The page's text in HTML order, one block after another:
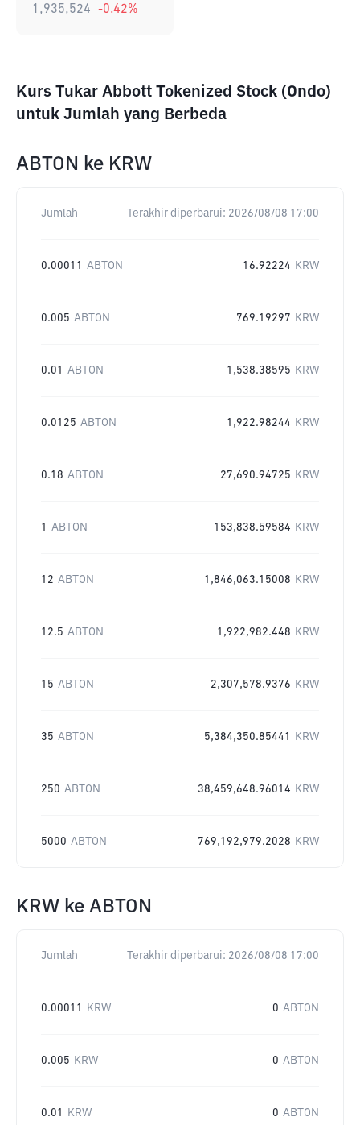
1,935,524 -0.42%
Kurs Tukar Abbott Tokenized Stock (Ondo)
untuk Jumlah yang Berbeda
ABTON ke KRW
Jumlah Terakhir diperbarui: 2026/08/08 17:00
0.00011 ABTON 16.92224 KRW
0.005 ABTON 769.19297 KRW
0.01 ABTON 1,538.38595 KRW
0.0125 ABTON 1,922.98244 KRW
0.18 ABTON 27,690.94725 KRW
1 ABTON 153,838.59584 KRW
12 ABTON 1,846,063.15008 KRW
12.5 ABTON 1,922,982.448 KRW
15 ABTON 2,307,578.9376 KRW
35 ABTON 5,384,350.85441 KRW
250 ABTON 38,459,648.96014 KRW
5000 ABTON 769,192,979.2028 KRW
KRW ke ABTON
Jumlah Terakhir diperbarui: 2026/08/08 17:00
0.00011 KRW 0 ABTON
0.005 KRW 0 ABTON
0.01 KRW 0 ABTON